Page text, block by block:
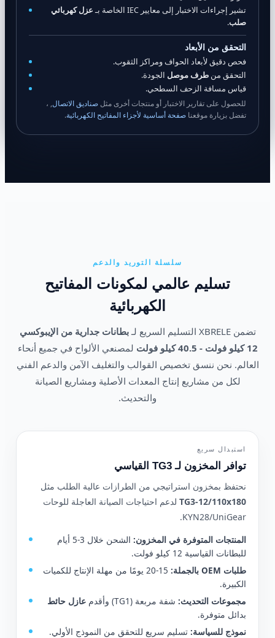
تشير إجراءات الاختبار إلى معايير IEC الخاصة بـ
عزل كهربائي
صلب.
التحقق من الأبعاد
فحص دقيق لأبعاد الحواف ومراكز الثقوب.
التحقق من طرف موصل الجودة.
قياس مسافة الزحف السطحي.
للحصول على تقارير الاختبار أو منتجات أخرى مثل صناديق الاتصال, ،
تفضل بزيارة موقعنا صفحة أساسية لأجزاء المفاتيح الكهربائية.
سلسلة التوريد والدعم
تسليم عالمي لمكونات المفاتيح
الكهربائية
تضمن XBRELE التسليم السريع لـ
بطانات جدارية من الإيبوكسي
12 كيلو فولت - 40.5 كيلو فولت
لمصنعي الألواح في جميع أنحاء
العالم. نحن ننسق تخصيص القوالب والتغليف الآمن والدعم الفني
لكل من مشاريع إنتاج المعدات الأصلية ومشاريع الصيانة
والتحديث.
استبدال سريع
توافر المخزون لـ TG3 القياسي
نحتفظ بمخزون استراتيجي من الطرازات عالية الطلب مثل
TG3-12/110x180 لدعم احتياجات الصيانة العاجلة للوحات
KYN28/UniGear.
المنتجات المتوفرة في المخزون:
الشحن خلال 3-5 أيام
للبطانات القياسية 12 كيلو فولت.
طلبات OEM بالجملة:
15-20 يومًا من مهلة الإنتاج للكميات
الكبيرة.
مجموعات التحديث: شفة مربعة (TG1) وأقدم
عازل حائط
بدائل متوفرة.
نموذج للسياسة: تسليم سريع للتحقق من النموذج الأولي.